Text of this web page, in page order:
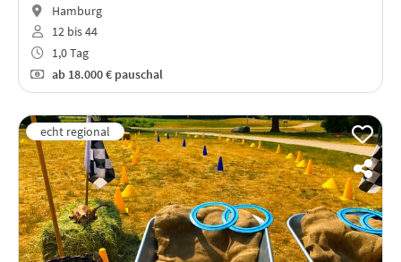
Hamburg
12 bis 44
1,0 Tag
ab18.000 € pauschal